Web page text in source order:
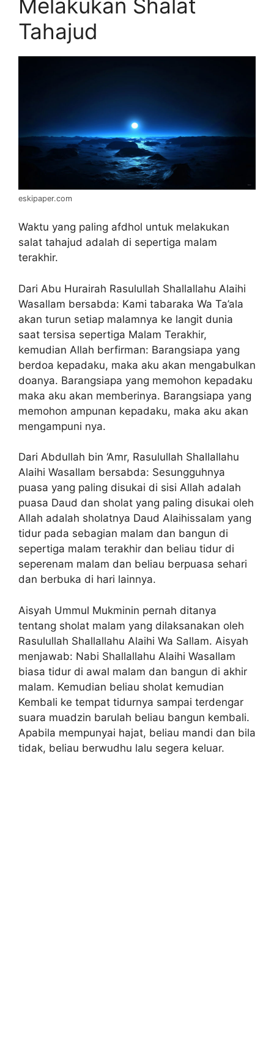
Melakukan Shalat
Tahajud
eskipaper.com
Waktu yang paling afdhol untuk melakukan
salat tahajud adalah di sepertiga malam
terakhir.
Dari Abu Hurairah Rasulullah Shallallahu Alaihi
Wasallam bersabda: Kami tabaraka Wa Ta’ala
akan turun setiap malamnya ke langit dunia
saat tersisa sepertiga Malam Terakhir,
kemudian Allah berfirman: Barangsiapa yang
berdoa kepadaku, maka aku akan mengabulkan
doanya. Barangsiapa yang memohon kepadaku
maka aku akan memberinya. Barangsiapa yang
memohon ampunan kepadaku, maka aku akan
mengampuni nya.
Dari Abdullah bin ‘Amr, Rasulullah Shallallahu
Alaihi Wasallam bersabda: Sesungguhnya
puasa yang paling disukai di sisi Allah adalah
puasa Daud dan sholat yang paling disukai oleh
Allah adalah sholatnya Daud Alaihissalam yang
tidur pada sebagian malam dan bangun di
sepertiga malam terakhir dan beliau tidur di
seperenam malam dan beliau berpuasa sehari
dan berbuka di hari lainnya.
Aisyah Ummul Mukminin pernah ditanya
tentang sholat malam yang dilaksanakan oleh
Rasulullah Shallallahu Alaihi Wa Sallam. Aisyah
menjawab: Nabi Shallallahu Alaihi Wasallam
biasa tidur di awal malam dan bangun di akhir
malam. Kemudian beliau sholat kemudian
Kembali ke tempat tidurnya sampai terdengar
suara muadzin barulah beliau bangun kembali.
Apabila mempunyai hajat, beliau mandi dan bila
tidak, beliau berwudhu lalu segera keluar.